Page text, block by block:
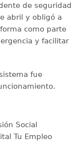
de seguridad
abril y obligó a
como parte
y facilitar
fue
Social
Tu Empleo